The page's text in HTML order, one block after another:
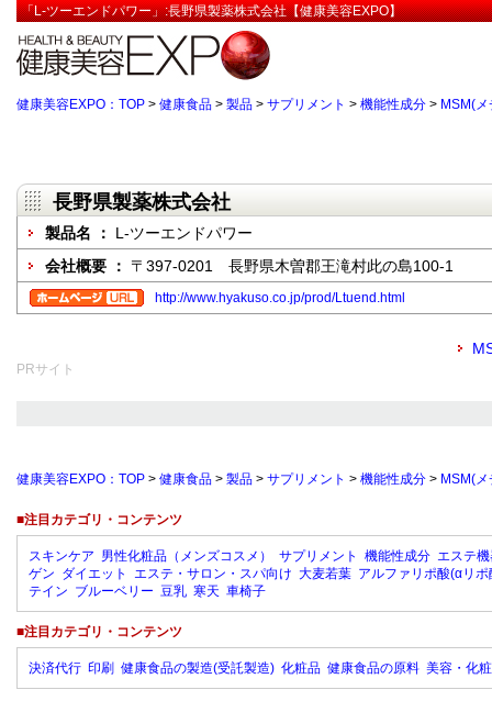
「L-ツーエンドパワー」:長野県製薬株式会社【健康美容EXPO】
健康美容EXPO：TOP > 健康食品 > 製品 > サプリメント > 機能性成分 > MSM(
長野県製薬株式会社
製品名 ： L-ツーエンドパワー
会社概要 ： 〒397-0201 長野県木曽郡王滝村此の島100-1
http://www.hyakuso.co.jp/prod/Ltuend.html
PRサイト
健康美容EXPO：TOP > 健康食品 > 製品 > サプリメント > 機能性成分 > MSM(
■注目カテゴリ・コンテンツ
スキンケア 男性化粧品（メンズコスメ） サプリメント 機能性成分 エステ
ゲン ダイエット エステ・サロン・スパ向け 大麦若葉 アルファリポ酸(αリポ
テイン ブルーベリー 豆乳 寒天 車椅子
■注目カテゴリ・コンテンツ
決済代行 印刷 健康食品の製造(受託製造) 化粧品 健康食品の原料 美容・化